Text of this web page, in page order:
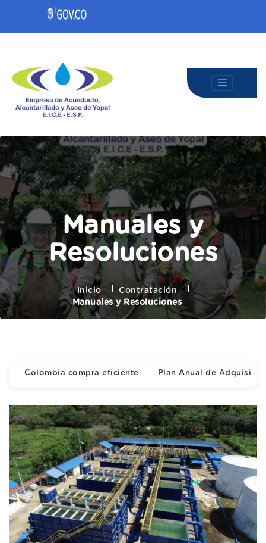
Manuales y
Resoluciones
Inicio
Contratación
Manuales y Resoluciones
Colombia compra eficiente Plan Anual de